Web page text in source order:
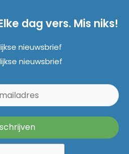
dag vers. Mis niks!
nieuwsbrief
nieuwsbrief